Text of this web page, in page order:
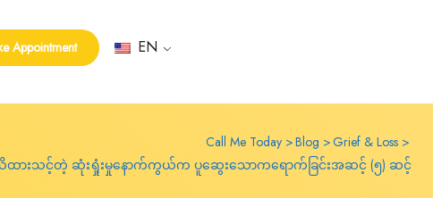
Appointment EN
Call Me Today Blog
Grief & Loss
ားသင့်တဲ့ ဆုံးရှုံးမှုနောက်ကွယ်က ပူဆွေးသောကရောက်ခြင်းအဆင့် (၅) ဆင့်